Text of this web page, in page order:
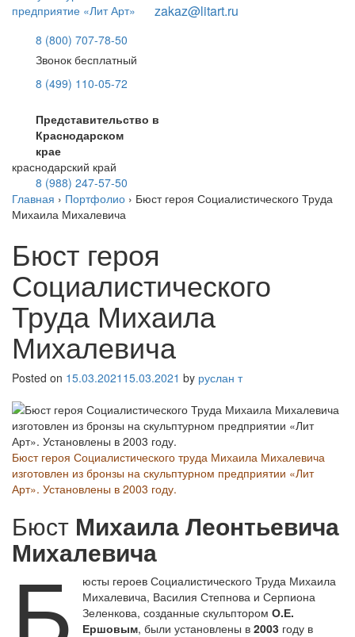
zakaz@litart.ru
8 (800) 707-78-50
Звонок бесплатный
8 (499) 110-05-72
Представительство в
Краснодарском
крае
краснодарский край
8 (988) 247-57-50
Главная › Портфолио › Бюст героя Социалистического Труда
Михаила Михалевича
Бюст героя
Социалистического
Труда Михаила
Михалевича
Posted on 15.03.2021 15.03.2021 by руслан т
Бюст героя Социалистического труда Михаила Михалевича
изготовлен из бронзы на скульптурном предприятии «Лит
Арт». Установлены в 2003 году.
Бюст Михаила Леонтьевича
Михалевича
Б
юсты героев Социалистического Труда Михаила
Михалевича, Василия Степнова и Серпиона
Зеленкова, созданные скульптором О.Е.
Ершовым, были установлены в 2003 году в